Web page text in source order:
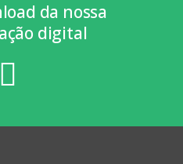
da nossa
digital